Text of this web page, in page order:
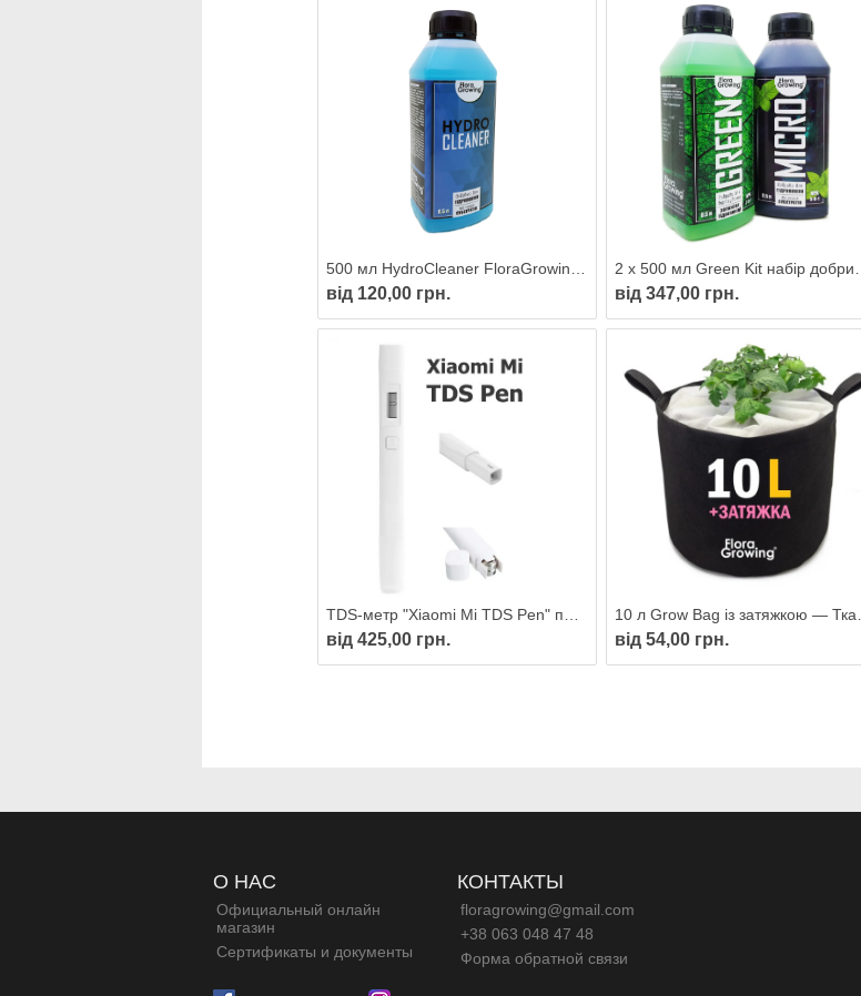
від 120,00 грн. від 347,00 грн.
від 425,00 грн. від 54,00 грн.
О НАС
Официальный онлайн
магазин
Сертификаты и документы
КОНТАКТЫ
floragrowing@gmail.com
+38 063 048 47 48
Форма обратной связи